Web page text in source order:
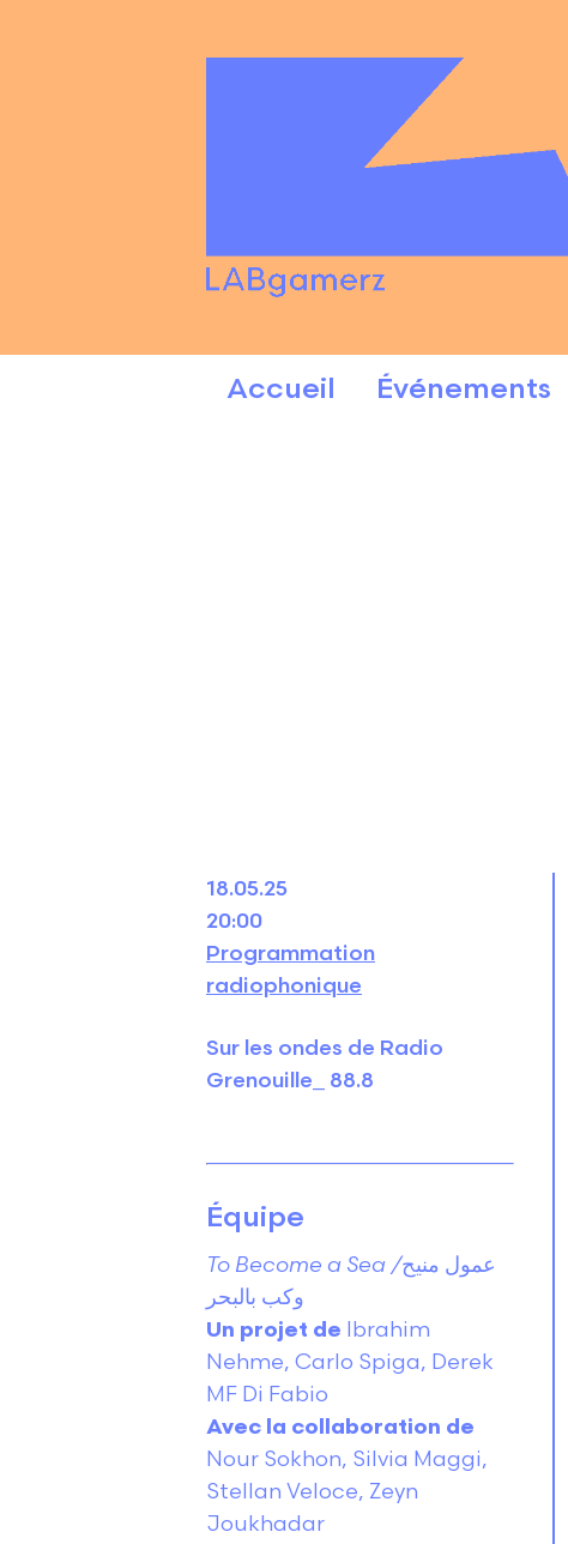
Accueil Événements
18.05.25
20:00
Programmation
radiophonique
Sur les ondes de Radio
Grenouille_ 88.8
Équipe
To Become a Sea /عمول منيح
وكب بالبحر
Un projet de Ibrahim
Nehme, Carlo Spiga, Derek
MF Di Fabio
Avec la collaboration de
Nour Sokhon, Silvia Maggi,
Stellan Veloce, Zeyn
Joukhadar